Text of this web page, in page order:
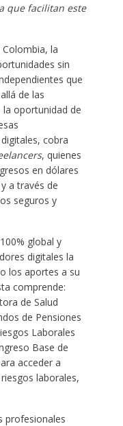
que facilitan este
Colombia, la
sin
que
de las
oportunidad de
cobra
, quienes
en dólares
a través de
seguros y
global y
digitales la
los aportes a su
comprende:
de Salud
de Pensiones
Laborales
Base de
acceder a
laborales,
profesionales